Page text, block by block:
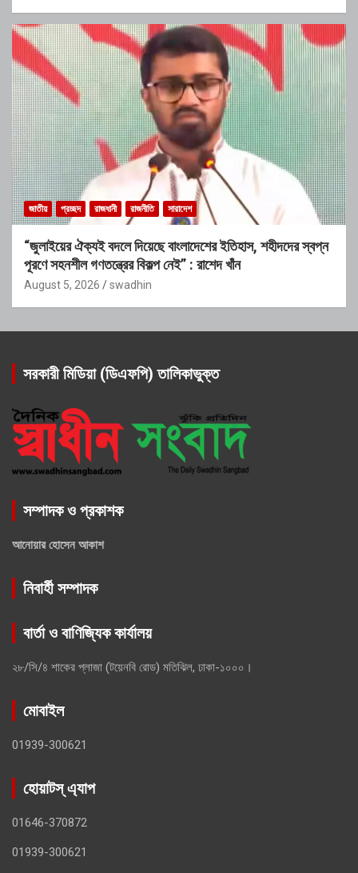
জাতীয় প্রচ্ছদ রাজধানী রাজনীতি সারাদেশ
“জুলাইয়ের ঐক্যই বদলে দিয়েছে বাংলাদেশের ইতিহাস, শহীদদের স্বপ্ন
পূরণে সহনশীল গণতন্ত্রের বিকল্প নেই” : রাশেদ খাঁন
August 5, 2026 swadhin
সরকারী মিডিয়া (ডিএফপি) তালিকাভুক্ত
সম্পাদক ও প্রকাশক
আনোয়ার হোসেন আকাশ
নিবার্হী সম্পাদক
বার্তা ও বাণিজ্যিক কার্যালয়
২৮/সি/৪ শাকের প্লাজা (টয়েনবি রোড) মতিঝিল, ঢাকা-১০০০।
মোবাইল
01939-300621
হোয়াটস্ এ্যাপ
01646-370872
01939-300621